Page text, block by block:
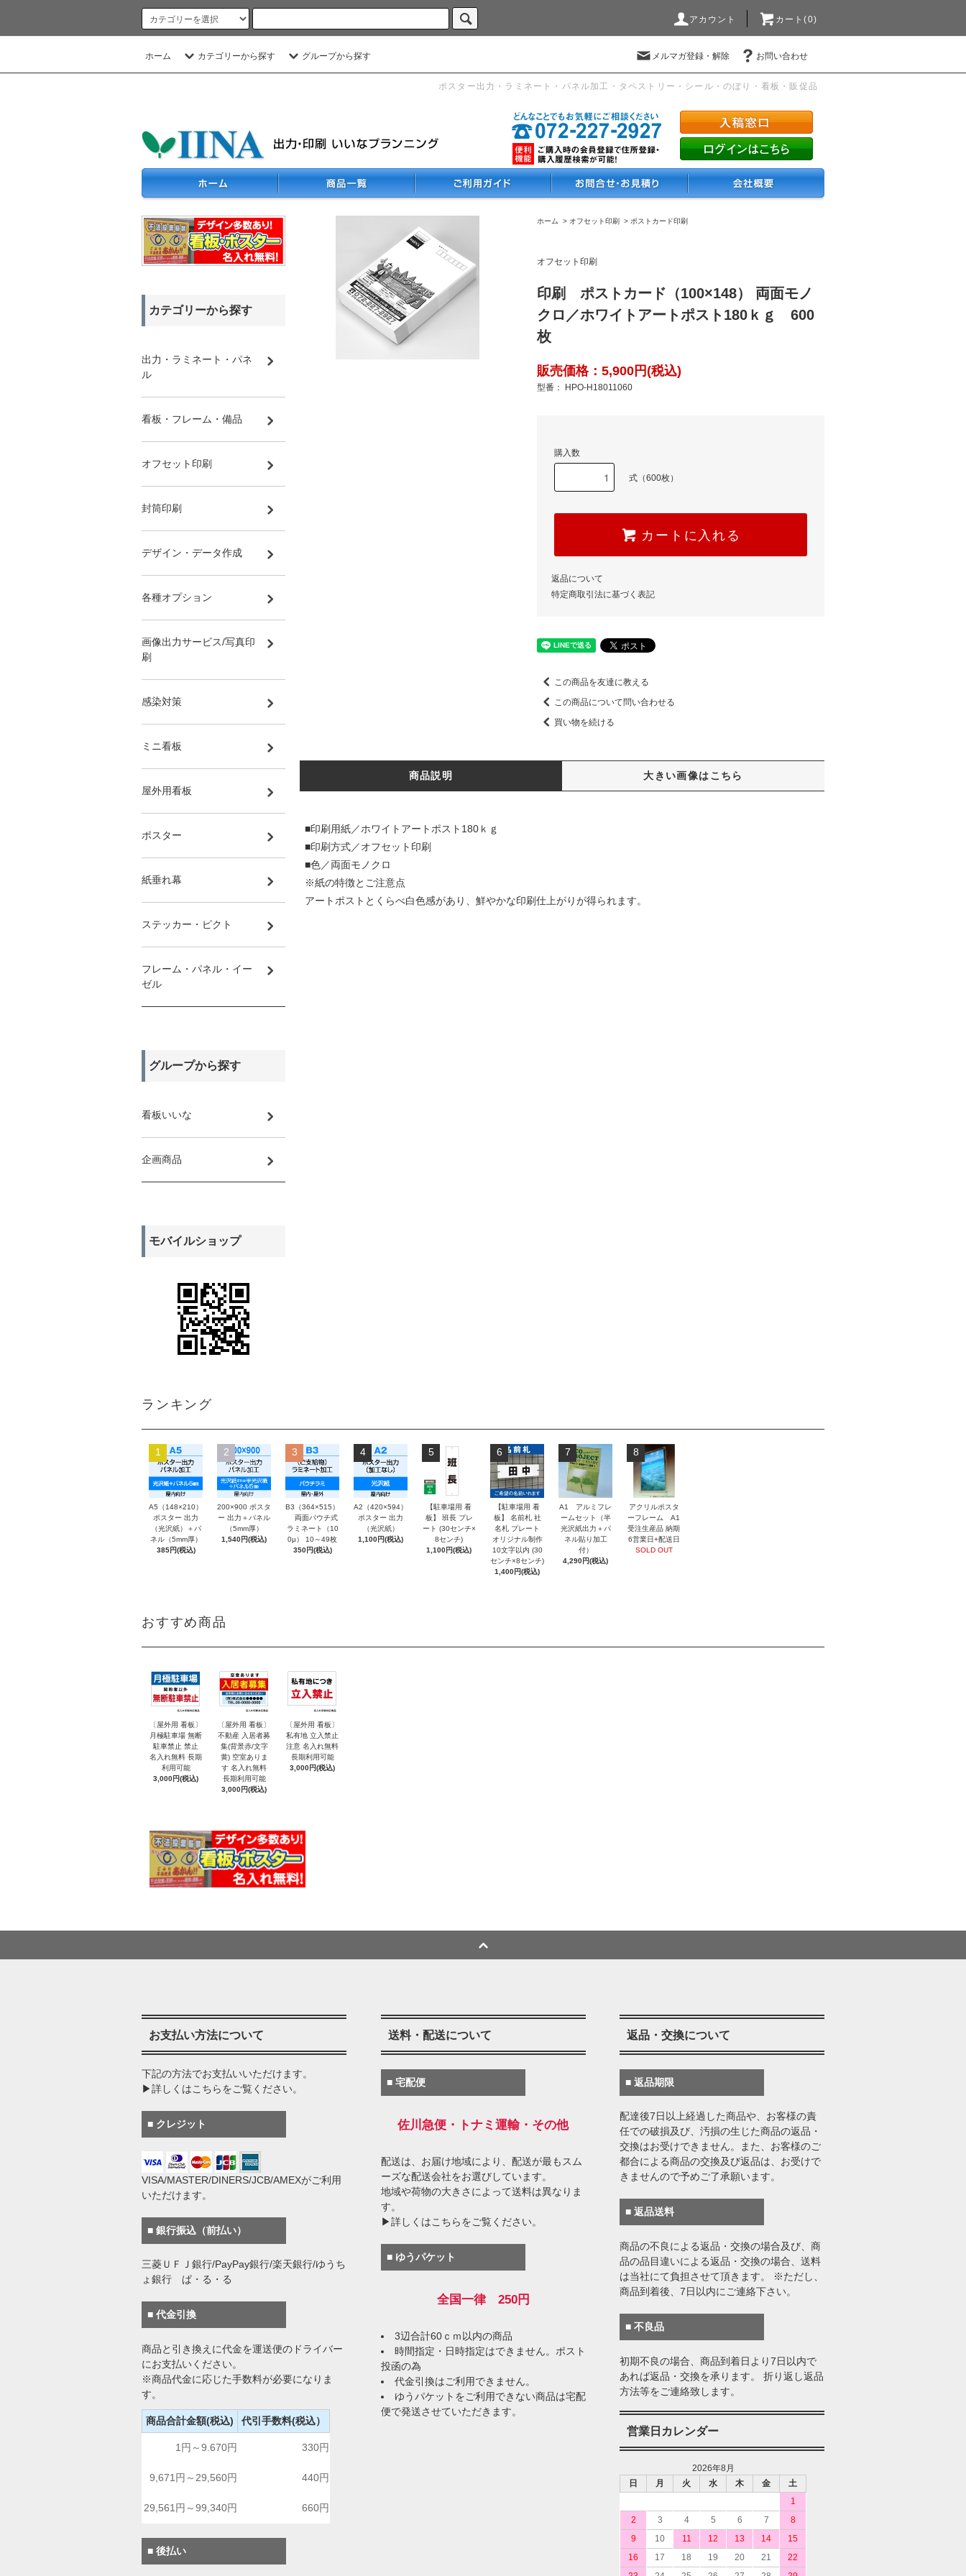
アカウント カート(0)
ホーム カテゴリーから探す グループから探す メルマガ登録・解除 お問い合わせ
ポスター出力・ラミネート・パネル加工・タペストリー・シール・のぼり・看板・販促品
ホーム > オフセット印刷 > ポストカード印刷
オフセット印刷
印刷 ポストカード（100×148） 両面モノ
クロ／ホワイトアートポスト180ｋｇ 600
枚
販売価格：5,900円(税込)
型番： HPO-H18011060
購入数
式（600枚）
カートに入れる
返品について
特定商取引法に基づく表記
この商品を友達に教える
この商品について問い合わせる
買い物を続ける
商品説明 大きい画像はこちら
■印刷用紙／ホワイトアートポスト180ｋｇ
■印刷方式／オフセット印刷
■色／両面モノクロ
※紙の特徴とご注意点
アートポストとくらべ白色感があり、鮮やかな印刷仕上がりが得られます。
カテゴリーから探す
出力・ラミネート・パネ
ル
看板・フレーム・備品
オフセット印刷
封筒印刷
デザイン・データ作成
各種オプション
画像出力サービス/写真印
刷
感染対策
ミニ看板
屋外用看板
ポスター
紙垂れ幕
ステッカー・ピクト
フレーム・パネル・イー
ゼル
グループから探す
看板いいな
企画商品
モバイルショップ
ランキング
1
A5（148×210）
ポスター 出力
（光沢紙）＋パ
ネル（5mm厚）
385円(税込)
2
200×900 ポスタ
ー 出力＋パネル
（5mm厚）
1,540円(税込)
3
B3（364×515）
両面パウチ式
ラミネート（10
0μ） 10～49枚
350円(税込)
4
A2（420×594）
ポスター 出力
（光沢紙）
1,100円(税込)
5
【駐車場用 看
板】 班長 プレ
ート (30センチ×
8センチ)
1,100円(税込)
6
【駐車場用 看
板】 名前札 社
名札 プレート
オリジナル制作
10文字以内 (30
センチ×8センチ)
1,400円(税込)
7
A1 アルミフレ
ームセット（半
光沢紙出力＋パ
ネル貼り加工
付）
4,290円(税込)
8
アクリルポスタ
ーフレーム A1
受注生産品 納期
6営業日+配送日
SOLD OUT
おすすめ商品
〔屋外用 看板〕
月極駐車場 無断
駐車禁止 禁止
名入れ無料 長期
利用可能
3,000円(税込)
〔屋外用 看板〕
不動産 入居者募
集(背景赤/文字
黄) 空室ありま
す 名入れ無料
長期利用可能
3,000円(税込)
〔屋外用 看板〕
私有地 立入禁止
注意 名入れ無料
長期利用可能
3,000円(税込)
お支払い方法について
下記の方法でお支払いいただけます。
▶詳しくはこちらをご覧ください。
■ クレジット
VISA/MASTER/DINERS/JCB/AMEXがご利用
いただけます。
■ 銀行振込（前払い）
三菱ＵＦＪ銀行/PayPay銀行/楽天銀行/ゆうち
ょ銀行 ぱ・る・る
■ 代金引換
商品と引き換えに代金を運送便のドライバー
にお支払いください。
※商品代金に応じた手数料が必要になりま
す。
商品合計金額(税込) 代引手数料(税込）
1円～9.670円 330円
9,671円～29,560円 440円
29,561円～99,340円 660円
■ 後払い
送料・配送について
■ 宅配便
佐川急便・トナミ運輸・その他
配送は、お届け地域により、配送が最もスム
ーズな配送会社をお選びしています。
地域や荷物の大きさによって送料は異なりま
す。
▶詳しくはこちらをご覧ください。
■ ゆうパケット
全国一律 250円
3辺合計60ｃｍ以内の商品
時間指定・日時指定はできません。ポスト
投函の為
代金引換はご利用できません。
ゆうパケットをご利用できない商品は宅配
便で発送させていただきます。
返品・交換について
■ 返品期限
配達後7日以上経過した商品や、お客様の責
任での破損及び、汚損の生じた商品の返品・
交換はお受けできません。また、お客様のご
都合による商品の交換及び返品は、お受けで
きませんので予めご了承願います。
■ 返品送料
商品の不良による返品・交換の場合及び、商
品の品目違いによる返品・交換の場合、送料
は当社にて負担させて頂きます。 ※ただし、
商品到着後、7日以内にご連絡下さい。
■ 不良品
初期不良の場合、商品到着日より7日以内で
あれば返品・交換を承ります。 折り返し返品
方法等をご連絡致します。
営業日カレンダー
2026年8月
日
月 火 水 木 金
土
1
2
3 4 5 6 7
8
9
10 11 12 13 14
15
16
17 18 19 20 21
22